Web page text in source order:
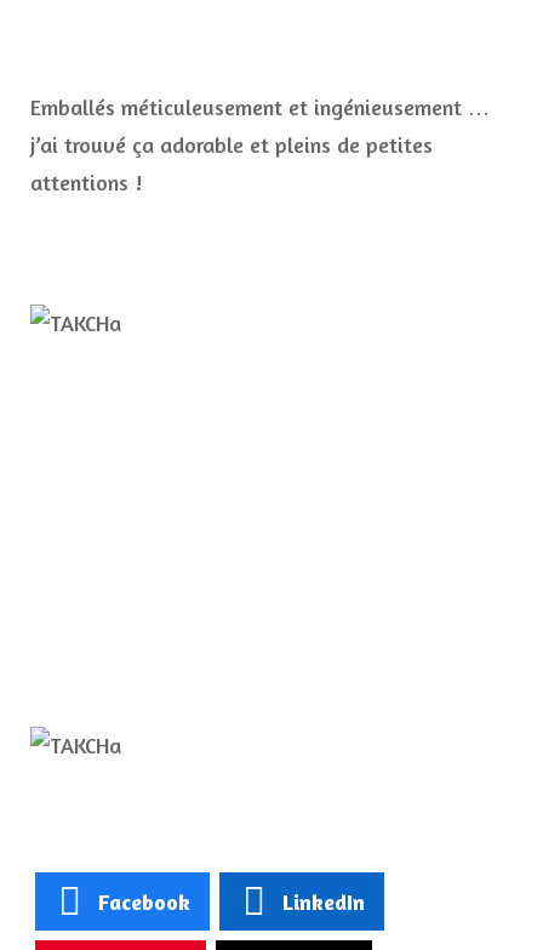
Emballés méticuleusement et ingénieusement …
j’ai trouvé ça adorable et pleins de petites
attentions !
Facebook LinkedIn